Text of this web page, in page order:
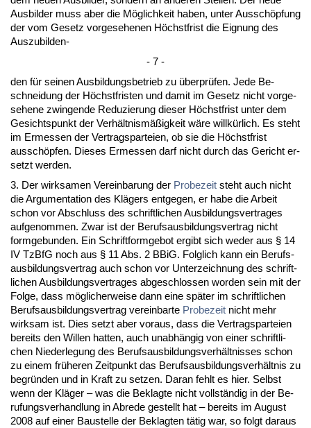
Aus­bil­der muss aber die Möglich­keit ha­ben, un­ter Ausschöpfung
der vom Ge­setz vor­ge­se­he­nen Höchst­frist die Eig­nung des
Aus­zu­bil­den-
- 7 -
den für sei­nen Aus­bil­dungs­be­trieb zu über­prüfen. Je­de Be­
schnei­dung der Höchst­fris­ten und da­mit im Ge­setz nicht vor­ge­
se­he­ne zwin­gen­de Re­du­zie­rung die­ser Höchst­frist un­ter dem
Ge­sichts­punkt der Verhält­nismäßig­keit wäre willkürlich. Es steht
im Er­mes­sen der Ver­trags­par­tei­en, ob sie die Höchst­frist
ausschöpfen. Die­ses Er­mes­sen darf nicht durch das Ge­richt er­
setzt wer­den.
3. Der wirk­sa­men Ver­ein­ba­rung der Pro­be­zeit steht auch nicht
die Ar­gu­men­ta­ti­on des Klägers ent­ge­gen, er ha­be die Ar­beit
schon vor Ab­schluss des schrift­li­chen Aus­bil­dungs­ver­tra­ges
auf­ge­nom­men. Zwar ist der Be­rufs­aus­bil­dungs­ver­trag nicht
form­ge­bun­den. Ein Schrift­form­ge­bot er­gibt sich we­der aus § 14
IV Tz­B­fG noch aus § 11 Abs. 2 BBiG. Folg­lich kann ein Be­rufs­
aus­bil­dungs­ver­trag auch schon vor Un­ter­zeich­nung des schrift­
li­chen Aus­bil­dungs­ver­tra­ges ab­ge­schlos­sen wor­den sein mit der
Fol­ge, dass mögli­cher­wei­se dann ei­ne später im schrift­li­chen
Be­rufs­aus­bil­dungs­ver­trag ver­ein­bar­te Pro­be­zeit nicht mehr
wirk­sam ist. Dies setzt aber vor­aus, dass die Ver­trags­par­tei­en
be­reits den Wil­len hat­ten, auch un­abhängig von ei­ner schrift­li­
chen Nie­der­le­gung des Be­rufs­aus­bil­dungs­verhält­nis­ses schon
zu ei­nem frühe­ren Zeit­punkt das Be­rufs­aus­bil­dungs­verhält­nis zu
be­gründen und in Kraft zu set­zen. Dar­an fehlt es hier. Selbst
wenn der Kläger – was die Be­klag­te nicht vollständig in der Be­
ru­fungs­ver­hand­lung in Ab­re­de ge­stellt hat – be­reits im Au­gust
2008 auf ei­ner Bau­stel­le der Be­klag­ten tätig war, so folgt dar­aus